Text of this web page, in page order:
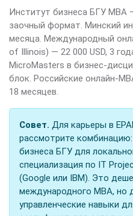
Институт бизнеса БГУ MBA
заочный формат. Минский
месяца. Международный
of Illinois) — 22 000 USD, 3
MicroMasters в бизнес-
блок. Российские онлайн-
18 месяцев.
Совет. Для карьеры в
рассмотрите
бизнеса БГУ для
специализация по IT
(Google или IBM). Это
международного MBA, но
управленческие навыки